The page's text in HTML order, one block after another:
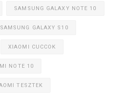
SAMSUNG GALAXY NOTE 10
SAMSUNG GALAXY S10
XIAOMI CUCCOK
NOTE 10
TESZTEK